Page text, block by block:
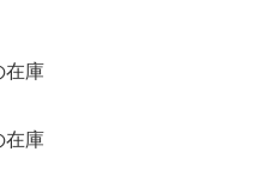
在庫
在庫